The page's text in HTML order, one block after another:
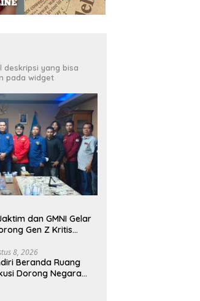
deskripsi yang bisa
pada widget
dan GMNI Gelar
Gen Z Kritis
8, 2026
Beranda Ruang
Dorong Negara